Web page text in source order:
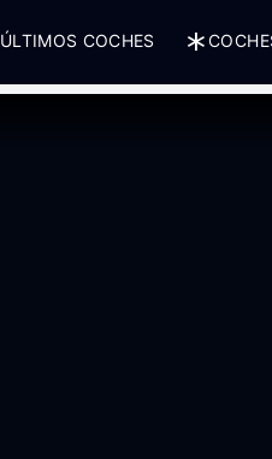
ÚLTIMOS COCHES